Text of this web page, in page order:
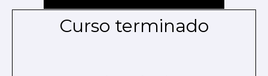
Curso terminado